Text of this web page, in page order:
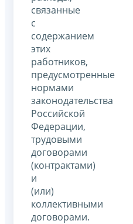
связанные
с
содержанием
этих
работников,
предусмотренные
нормами
законодательства
Российской
Федерации,
трудовыми
договорами
(контрактами)
и
(или)
коллективными
договорами.